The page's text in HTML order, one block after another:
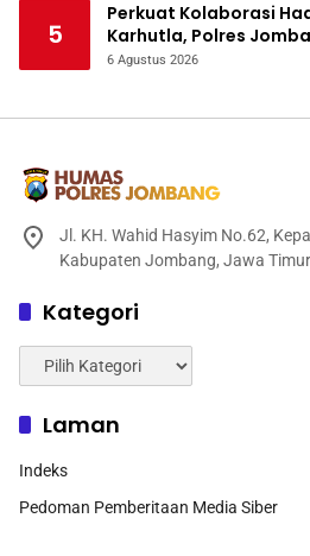
5
Perkuat Kolaborasi
Karhutla, Polres
Bencana
6 Agustus 2026
Jl. KH. Wahid Hasyim No.62,
Kabupaten Jombang, Jawa
Kategori
Kategori
Laman
Indeks
Pedoman Pemberitaan Media Siber